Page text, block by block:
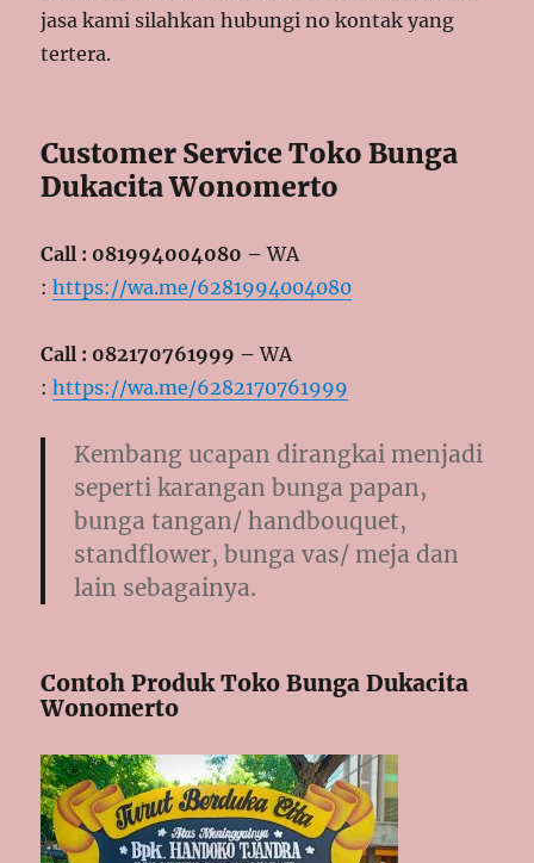
jasa kami silahkan hubungi no kontak yang
tertera.
Customer Service Toko Bunga
Dukacita Wonomerto
Call : 081994004080 –WA
:https://wa.me/6281994004080
Call : 082170761999 –WA
:https://wa.me/6282170761999
Kembang ucapan dirangkai menjadi
seperti karangan bunga papan,
bunga tangan/ handbouquet,
standflower, bunga vas/ meja dan
lain sebagainya.
Contoh Produk Toko Bunga Dukacita
Wonomerto